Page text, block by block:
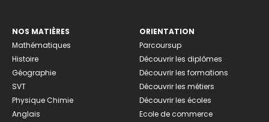
NOS MATIÈRES
Mathématiques
Histoire
Géographie
SVT
Physique Chimie
Anglais
ORIENTATION
Parcoursup
Découvrir les diplômes
Découvrir les formations
Découvrir les métiers
Découvrir les écoles
Ecole de commerce